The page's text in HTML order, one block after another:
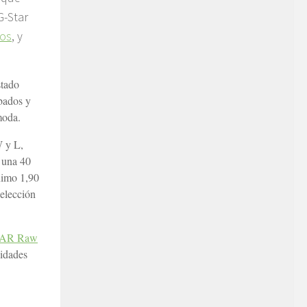
Star
, y
y
y L,
40
1,90
Raw